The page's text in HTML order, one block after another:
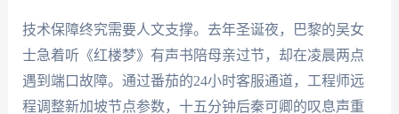
技术保障终究需要人文支撑。去年圣诞夜，巴黎的吴女
士急着听《红楼梦》有声书陪母亲过节，却在凌晨两点
遇到端口故障。通过番茄的24小时客服通道，工程师远
程调整新加坡节点参数，十五分钟后秦可卿的叹息声重